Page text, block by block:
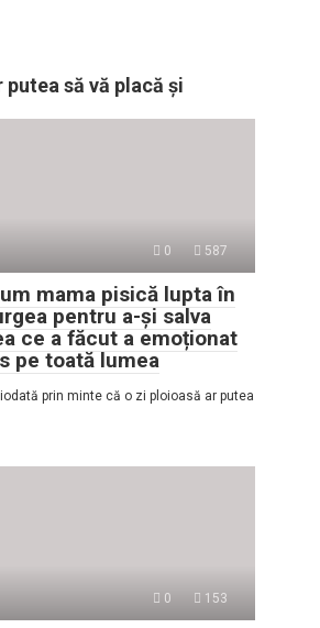
putea să vă placă și
0 587
mama pisică lupta în
pentru a-și salva
ce a făcut a emoționat
pe toată lumea
prin minte că o zi ploioasă ar putea
0 153